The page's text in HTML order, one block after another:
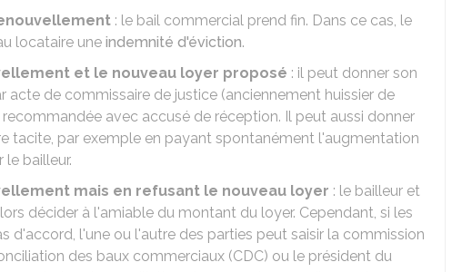
: le bail commercial prend fin. Dans ce cas, le
locataire une indemnité d'éviction.
et le nouveau loyer proposé : il peut donner son
acte de commissaire de justice (anciennement huissier de
avec accusé de réception. Il peut aussi donner
tacite, par exemple en payant spontanément l'augmentation
bailleur.
mais en refusant le nouveau loyer : le bailleur et
décider à l'amiable du montant du loyer. Cependant, si les
d'accord, l'une ou l'autre des parties peut saisir la commission
des baux commerciaux (CDC) ou le président du